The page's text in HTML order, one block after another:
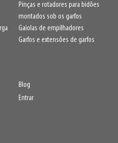
Pinças e rotadores para bidões
montados sob os garfos
Gaiolas de empilhadores
Garfos e extensões de garfos
Blog
Entrar